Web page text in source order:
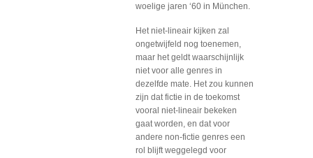
woelige jaren ‘60 in München.
Het niet-lineair kijken zal
ongetwijfeld nog toenemen,
maar het geldt waarschijnlijk
niet voor alle genres in
dezelfde mate. Het zou kunnen
zijn dat fictie in de toekomst
vooral niet-lineair bekeken
gaat worden, en dat voor
andere non-fictie genres een
rol blijft weggelegd voor